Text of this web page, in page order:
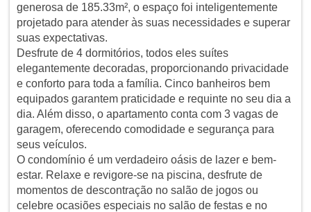
generosa de 185.33m², o espaço foi inteligentemente
projetado para atender às suas necessidades e superar
suas expectativas.
Desfrute de 4 dormitórios, todos eles suítes
elegantemente decoradas, proporcionando privacidade
e conforto para toda a família. Cinco banheiros bem
equipados garantem praticidade e requinte no seu dia a
dia. Além disso, o apartamento conta com 3 vagas de
garagem, oferecendo comodidade e segurança para
seus veículos.
O condomínio é um verdadeiro oásis de lazer e bem-
estar. Relaxe e revigore-se na piscina, desfrute de
momentos de descontração no salão de jogos ou
celebre ocasiões especiais no salão de festas e no